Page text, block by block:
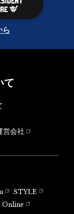
ら
て
営会社
STYLE
Online